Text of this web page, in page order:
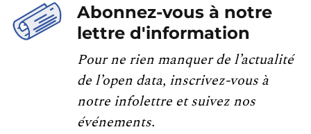
Abonnez-vous à notre
lettre d'information
Pour ne rien manquer de l’actualité
de l’open data, inscrivez-vous à
notre infolettre et suivez nos
événements.